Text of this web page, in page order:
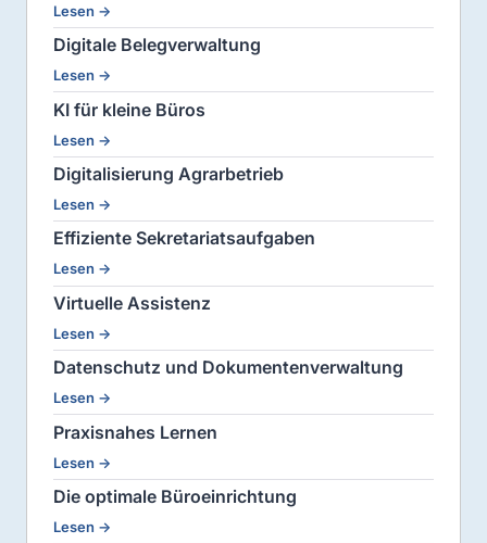
Lesen →
Digitale Belegverwaltung
Lesen →
KI für kleine Büros
Lesen →
Digitalisierung Agrarbetrieb
Lesen →
Effiziente Sekretariatsaufgaben
Lesen →
Virtuelle Assistenz
Lesen →
Datenschutz und Dokumentenverwaltung
Lesen →
Praxisnahes Lernen
Lesen →
Die optimale Büroeinrichtung
Lesen →